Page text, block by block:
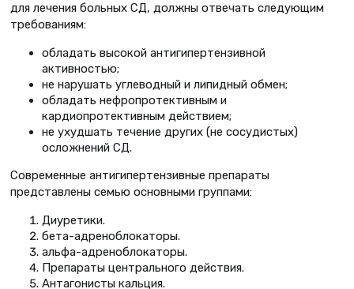
для лечения больных СД, должны отвечать следующим
требованиям:
обладать высокой антигипертензивной
активностью;
не нарушать углеводный и липидный обмен;
обладать нефропротективным и
кардиопротективным действием;
не ухудшать течение других (не сосудистых)
осложнений СД.
Современные антигипертензивные препараты
представлены семью основными группами:
Диуретики.
бета-адреноблокаторы.
альфа-адреноблокаторы.
Препараты центрального действия.
Антагонисты кальция.